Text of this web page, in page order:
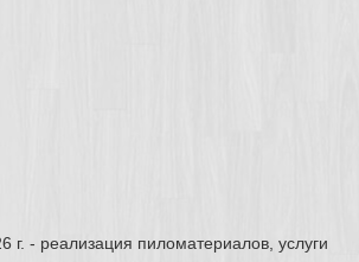
г. - реализация пиломатериалов, услуги